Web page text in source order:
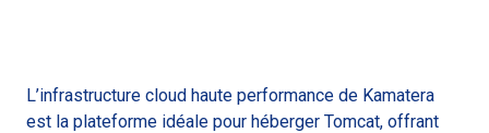
L’infrastructure cloud haute performance de Kamatera
est la plateforme idéale pour héberger Tomcat, offrant